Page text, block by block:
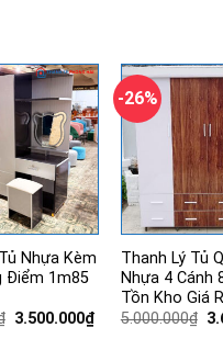
Nhựa Kèm
Điểm 1m85
Giá
3.500.000₫Giá
-26%
Thanh Lý Tủ
Nhựa 4 Cánh
Tồn Kho Giá
5.000.000₫